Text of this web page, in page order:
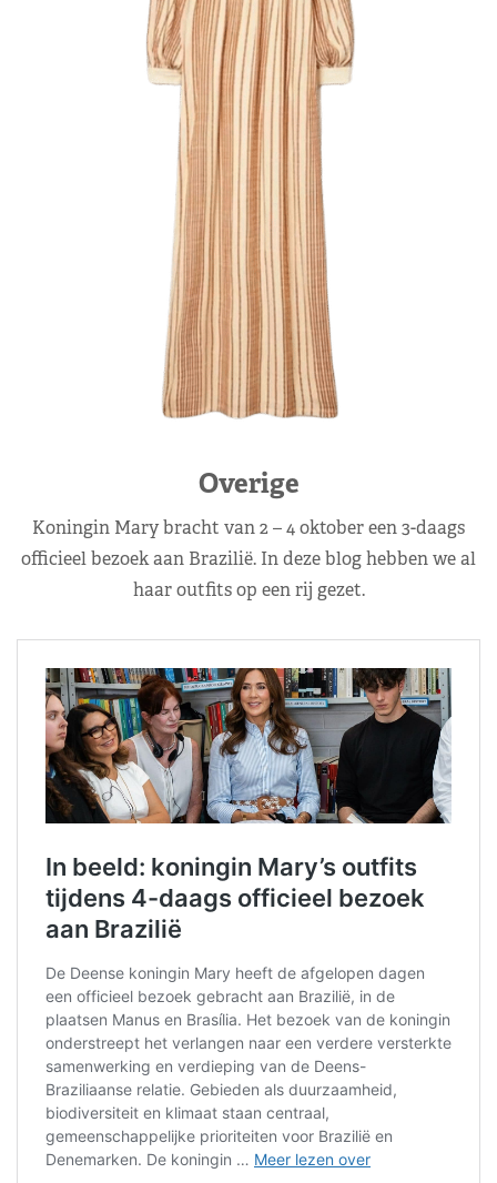
Overige
Koningin Mary bracht van 2 – 4 oktober een 3-daags
officieel bezoek aan Brazilië. In deze blog hebben we al
haar outfits op een rij gezet.